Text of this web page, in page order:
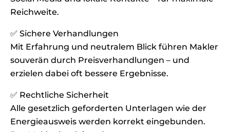
Reichweite.
✅ Sichere Verhandlungen
Mit Erfahrung und neutralem Blick führen Makler
souverän durch Preisverhandlungen – und
erzielen dabei oft bessere Ergebnisse.
✅ Rechtliche Sicherheit
Alle gesetzlich geforderten Unterlagen wie der
Energieausweis werden korrekt eingebunden.